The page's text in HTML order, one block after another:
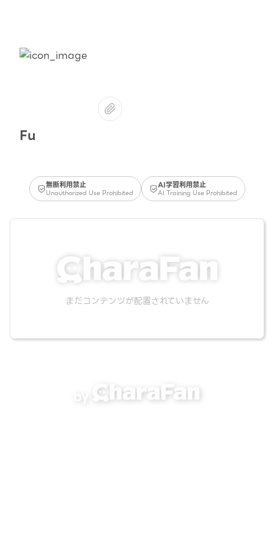
Fu
無断利用禁止
Unauthorized Use Prohibited
AI学習利用禁止
AI Training Use Prohibited
まだコンテンツが配置されていません